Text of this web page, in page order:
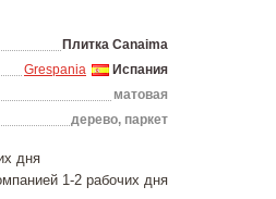
Плитка Canaima
Испания
Grespania
матовая
дерево, паркет
дня
1-2 рабочих дня